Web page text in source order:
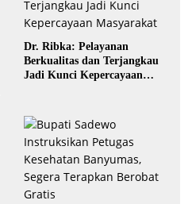
Dr. Ribka: Pelayanan
Berkualitas dan Terjangkau
Jadi Kunci Kepercayaan